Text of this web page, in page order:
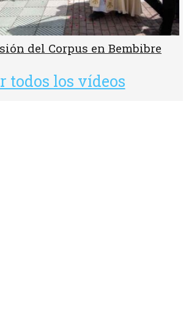
del Corpus en Bembibre
todos los vídeos